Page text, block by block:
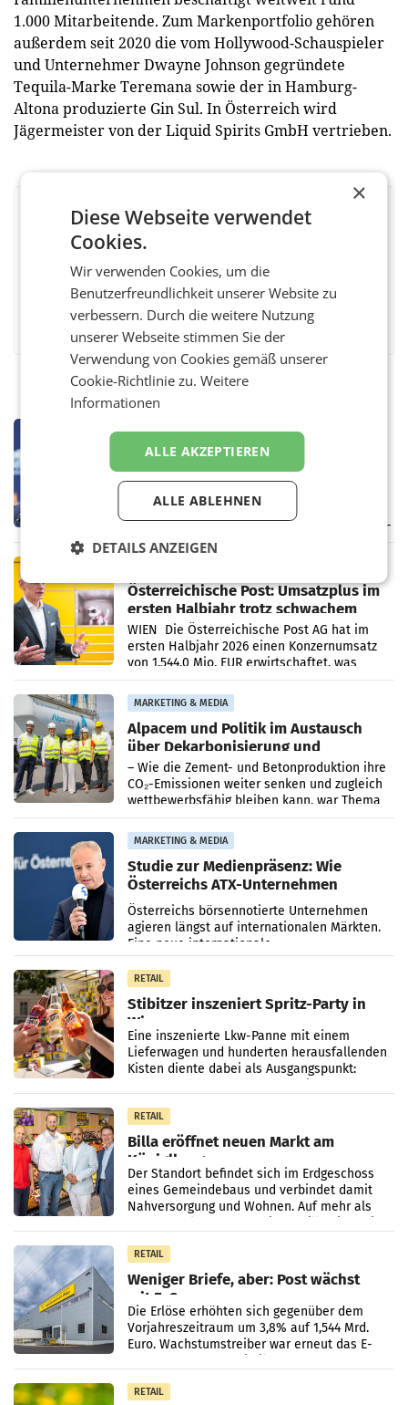
1.000 Mitarbeitende. Zum Markenportfolio gehören
außerdem seit 2020 die vom Hollywood-Schauspieler
und Unternehmer Dwayne Johnson gegründete
Tequila-Marke Teremana sowie der in Hamburg-
Altona produzierte Gin Sul. In Österreich wird
Jägermeister von der Liquid Spirits GmbH vertrieben.
BEWERTEN SIE DIESEN ARTIKEL
Facebook MessengerWhatsAppLinkedInXING Teilen
Pigs ORF-Dream-Team: Die
vorgeschlagenen Direktoren und
Morgen wählt der ORF Stiftungsrat die ORF-
Direktorinnen und -Direktoren, sowie die
Landesdirektorinnen und -direktoren. Das 13-
köpfige Wunschteam des ab 1. Jänner 2027
amtierenden
Österreichische Post: Umsatzplus im
ersten Halbjahr trotz schwachem
Briefgeschäft
WIEN Die Österreichische Post AG hat im
ersten Halbjahr 2026 einen Konzernumsatz
von 1.544,0 Mio. EUR erwirtschaftet, was
einem Plus von 3,8 Prozent gegenüber dem
Vergleichszeitraum
MARKETING & MEDIA
Alpacem und Politik im Austausch
über Dekarbonisierung und
Energiepreise
– Wie die Zement- und Betonproduktion ihre
CO₂-Emissionen weiter senken und zugleich
wettbewerbsfähig bleiben kann, war Thema
eines Treffens zwischen Staatssekretärin
Elisabeth
MARKETING & MEDIA
Studie zur Medienpräsenz: Wie
Österreichs ATX-Unternehmen
international wahrgenommen
werden
Österreichs börsennotierte Unternehmen
agieren längst auf internationalen Märkten.
Eine neue internationale
Medienresonanzanalyse untersucht die
weltweite Berichterstattung über
RETAIL
Stibitzer inszeniert Spritz-Party in
Wien
Eine inszenierte Lkw-Panne mit einem
Lieferwagen und hunderten herausfallenden
Kisten diente dabei als Ausgangspunkt:
RETAIL
Billa eröffnet neuen Markt am
Küniglberg
Der Standort befindet sich im Erdgeschoss
eines Gemeindebaus und verbindet damit
Nahversorgung und Wohnen. Auf mehr als
RETAIL
Weniger Briefe, aber: Post wächst
mit E-Commerce
Die Erlöse erhöhten sich gegenüber dem
Vorjahreszeitraum um 3,8% auf 1,544 Mrd.
Euro. Wachstumstreiber war erneut das E-
RETAIL
×
Diese Webseite verwendet
Cookies.
Wir verwenden Cookies, um die
Benutzerfreundlichkeit unserer Website zu
verbessern. Durch die weitere Nutzung
unserer Webseite stimmen Sie der
Verwendung von Cookies gemäß unserer
Cookie-Richtlinie zu.Weitere
Informationen
ALLE AKZEPTIEREN
ALLE ABLEHNEN
DETAILS ANZEIGEN